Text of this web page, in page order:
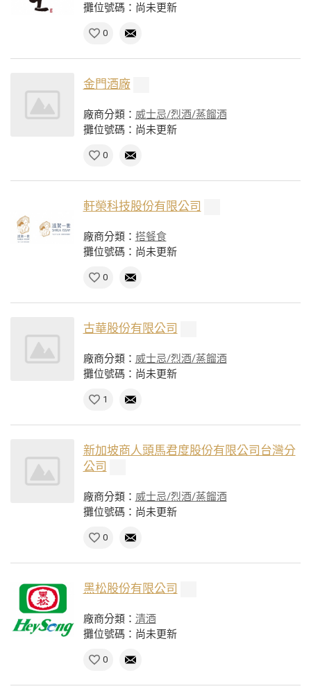
攤位號碼：尚未更新
0
金門酒廠
廠商分類： 威士忌/烈酒/蒸餾酒
攤位號碼：尚未更新
0
軒榮科技股份有限公司
廠商分類： 搭餐食
攤位號碼：尚未更新
0
古華股份有限公司
廠商分類： 威士忌/烈酒/蒸餾酒
攤位號碼：尚未更新
1
新加坡商人頭馬君度股份有限公司台灣分
公司
廠商分類： 威士忌/烈酒/蒸餾酒
攤位號碼：尚未更新
0
黑松股份有限公司
廠商分類： 清酒
攤位號碼：尚未更新
0